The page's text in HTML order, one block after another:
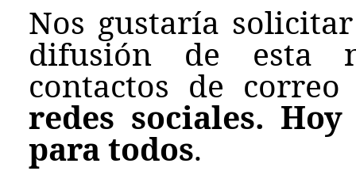
Nos gustaría
difusión de esta
contactos de
redes sociales.
para todos.